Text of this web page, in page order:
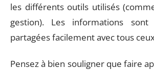
les différents outils utilisés
gestion). Les informations sont
partagées facilement avec tous
Pensez à bien souligner que faire